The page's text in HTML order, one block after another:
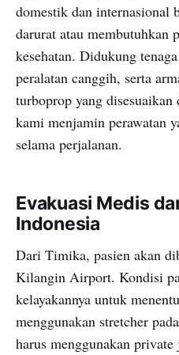
domestik dan internasional
darurat atau membutuhkan
kesehatan. Didukung
peralatan canggih, serta
turboprop yang disesuaikan
kami menjamin perawatan
selama perjalanan.
Evakuasi Medis
Indonesia
Dari Timika, pasien akan
Kilangin Airport. Kondisi
kelayakannya untuk
menggunakan stretcher
harus menggunakan